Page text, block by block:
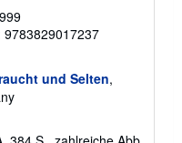
9783829017237
und Selten,